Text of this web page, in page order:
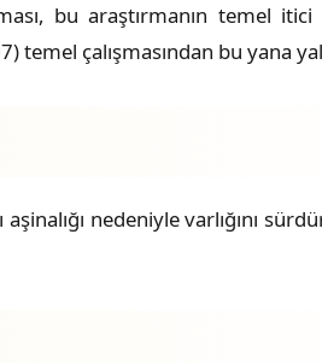
bu araştırmanın temel itici
çalışmasından bu yana
nedeniyle varlığını